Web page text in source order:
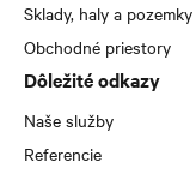
Sklady, haly a pozemky
Obchodné priestory
Dôležité odkazy
Naše služby
Referencie